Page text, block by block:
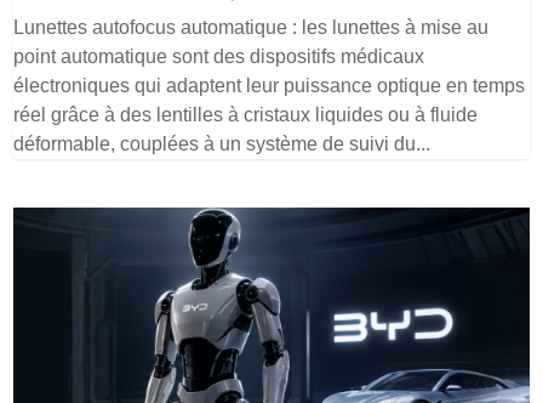
Lunettes autofocus automatique : les lunettes à mise au
point automatique sont des dispositifs médicaux
électroniques qui adaptent leur puissance optique en temps
réel grâce à des lentilles à cristaux liquides ou à fluide
déformable, couplées à un système de suivi du...